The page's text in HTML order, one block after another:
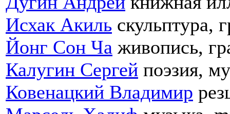
Исхак Акиль скульптура,
Йонг Сон Ча живопись,
Калугин Сергей поэзия,
Ковенацкий Владимир